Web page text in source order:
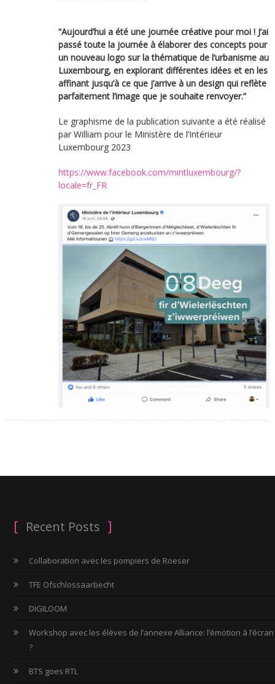
“Aujourd’hui a été une journée créative pour moi ! J’ai
passé toute la journée à élaborer des concepts pour
un nouveau logo sur la thématique de l’urbanisme au
Luxembourg, en explorant différentes idées et en les
affinant jusqu’à ce que j’arrive à un design qui reflète
parfaitement l’image que je souhaite renvoyer.”
Le graphisme de la publication suivante a été réalisé
par William pour le Ministère de l’Intérieur
Luxembourg 2023
https://www.facebook.com/mintluxembourg/?
locale=fr_FR
Recent Posts
Collaboration avec les pompiers de Roeser
TFE Ofschlossaarbecht
DIGILOOM
Workshop avec les élèves de l’annexe Alliance: l’émotion à l’écran
?
BTS goes RTL